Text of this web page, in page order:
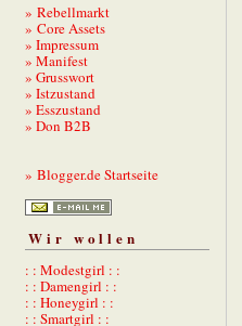
» Rebellmarkt
» Core Assets
» Impressum
» Manifest
» Grusswort
» Istzustand
» Esszustand
» Don B2B
» Blogger.de Startseite
Wir wollen
: : Modestgirl : :
: : Damengirl : :
: : Honeygirl : :
: : Smartgirl : :